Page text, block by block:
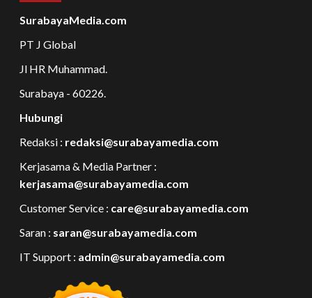
SurabayaMedia.com
PT J Global
Jl HR Muhammad.
Surabaya - 60226.
Hubungi
Redaksi : redaksi@surabayamedia.com
Kerjasama & Media Partner :
kerjasama@surabayamedia.com
Customer Service : care@surabayamedia.com
Saran : saran@surabayamedia.com
IT Support : admin@surabayamedia.com